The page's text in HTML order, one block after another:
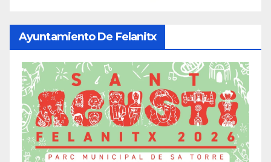
Ayuntamiento De Felanitx